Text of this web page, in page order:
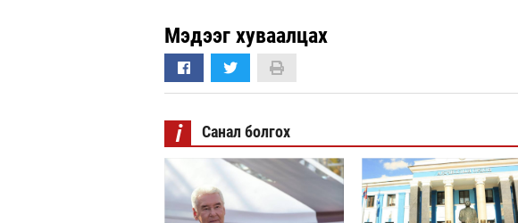
Мэдээг хуваалцах
i Санал болгох